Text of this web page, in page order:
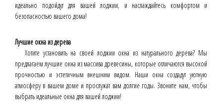
идеально подойдут для вашей лоджии, и наслаждайтесь комфортом и
безопасностью вашего дома!
Лучшие окна из дерева
Хотите установить на своей лоджии окна из натурального дерева? Мы
предлагаем лучшие окна из массива древесины, которые отличаются высокой
прочностью и эстетичным внешним видом. Наши окна создадут уютную
атмосферу в вашем доме и прослужат вам долгие годы. Звоните нам, чтобы
выбрать идеальные окна для вашей лоджии!